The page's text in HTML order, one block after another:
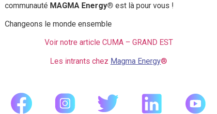
communauté MAGMA Energy® est là pour vous !
Changeons le monde ensemble
Voir notre article CUMA – GRAND EST
Les intrants chez Magma Energy®